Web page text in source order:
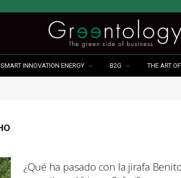
INNOVATION ENERGY B2G THE ART
¿Qué ha pasado con la jirafa